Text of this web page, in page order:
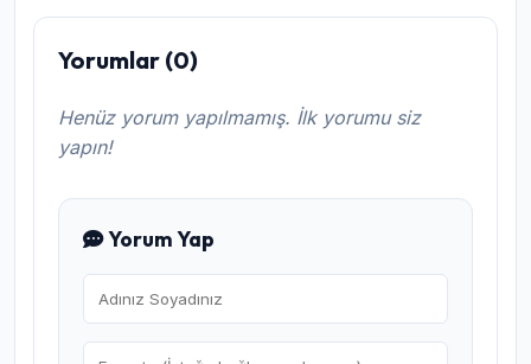
Yorumlar (0)
Henüz yorum yapılmamış. İlk yorumu siz
yapın!
Yorum Yap